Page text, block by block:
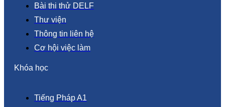
Bài thi thử DELF
Thư viện
Thông tin liên hệ
Cơ hội việc làm
Khóa học
Tiếng Pháp A1